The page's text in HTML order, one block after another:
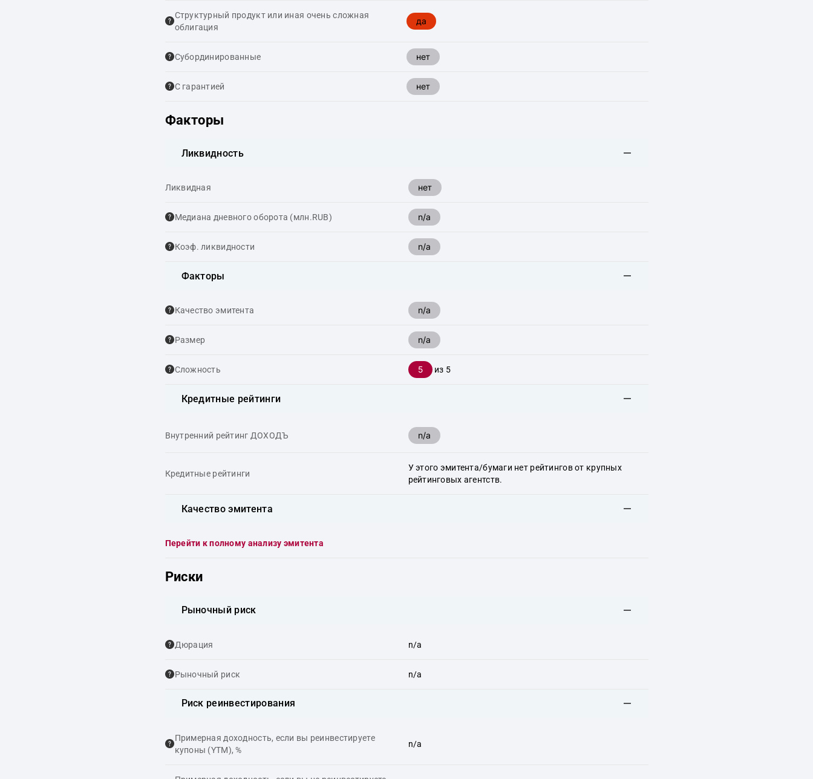
Структурный продукт или иная очень сложная
облигация
да
Cубординированные нет
С гарантией нет
Факторы
Ликвидность
Ликвидная нет
Медиана дневного оборота (млн.RUB) n/a
Коэф. ликвидности n/a
Факторы
Качество эмитента n/a
Размер n/a
Сложность 5 из 5
Кредитные рейтинги
Внутренний рейтинг ДОХОДЪ n/a
Кредитные рейтинги
У этого эмитента/бумаги нет рейтингов от крупных
рейтинговых агентств.
Качество эмитента
Перейти к полному анализу эмитента
Риски
Рыночный риск
Дюрация n/a
Рыночный риск n/a
Риск реинвестирования
Примерная доходность, если вы реинвестируете
купоны (YTM), %
n/a